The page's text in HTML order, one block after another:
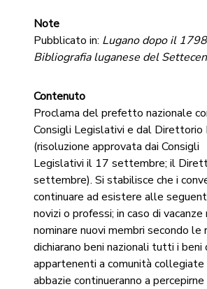
Note
Pubblicato in: Lugano dopo il 1798
Bibliografia luganese del
Contenuto
Proclama del prefetto nazionale
Consigli Legislativi e dal
(risoluzione approvata dai Consigli
Legislativi il 17 settembre; il
settembre). Si stabilisce che i
continuare ad esistere alle
novizi o professi; in caso di
nominare nuovi membri secondo
dichiarano beni nazionali tutti i
appartenenti a comunità
abbazie continueranno a